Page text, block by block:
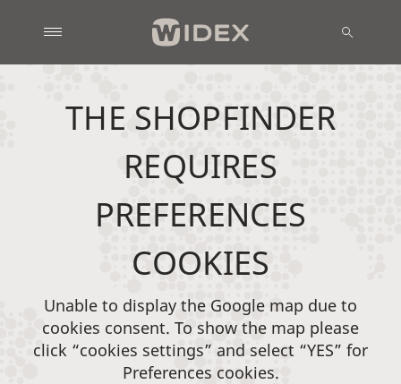
THE SHOPFINDER
REQUIRES
PREFERENCES
COOKIES
Unable to display the Google map due to
cookies consent. To show the map please
click “cookies settings” and select “YES” for
Preferences cookies.